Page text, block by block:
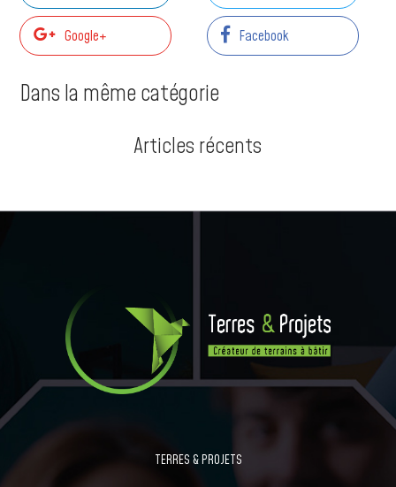
Google+ Facebook
Dans la même catégorie
Articles récents
TERRES & PROJETS